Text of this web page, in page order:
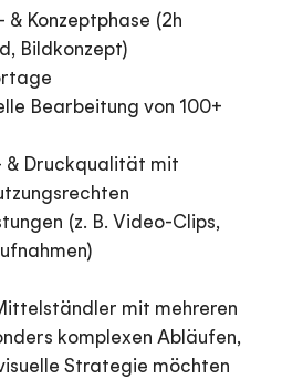
Konzeptphase (2h
Bildkonzept)
Bearbeitung von 100+
& Druckqualität mit
(z. B. Video-Clips,
mit mehreren
komplexen Abläufen,
Strategie möchten